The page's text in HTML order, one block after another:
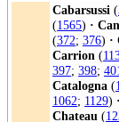
Cabarsussi (
(1565) ·
(372; 376) ·
Carrion (
397; 398;
Catalogna (
1062; 1129) ·
Chateau (